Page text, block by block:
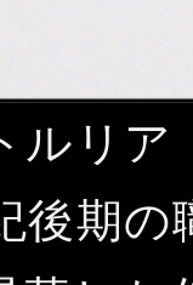
ルリア
後期